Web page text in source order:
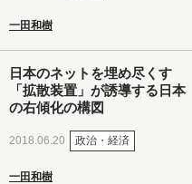
一田和樹
日本のネットを埋め尽くす
「拡散装置」が誘導する日本
の右傾化の構図
2018.06.20 政治・経済
一田和樹